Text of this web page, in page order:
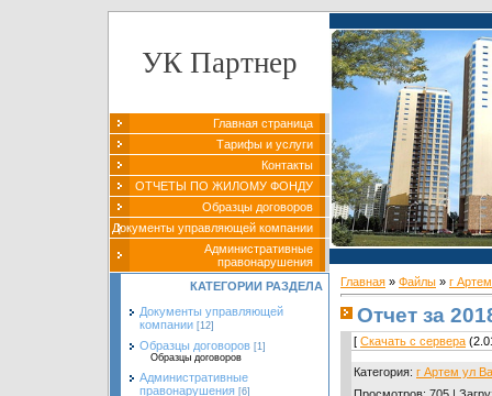
УК Партнер
Главная страница
Тарифы и услуги
Контакты
ОТЧЕТЫ ПО ЖИЛОМУ ФОНДУ
Образцы договоров
Документы управляющей компании
Административные
правонарушения
КАТЕГОРИИ РАЗДЕЛА
Документы управляющей
компании [12]
Образцы договоров [1]
Образцы договоров
Административные
правонарушения [6]
Главная » Файлы » г
Отчет за
[ Скачать с сервера
Категория: г Артем ул